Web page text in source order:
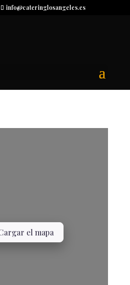
info@cateringlosangeles.es
el mapa